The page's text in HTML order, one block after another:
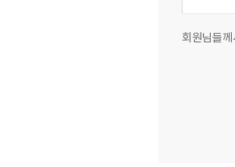
회원님들